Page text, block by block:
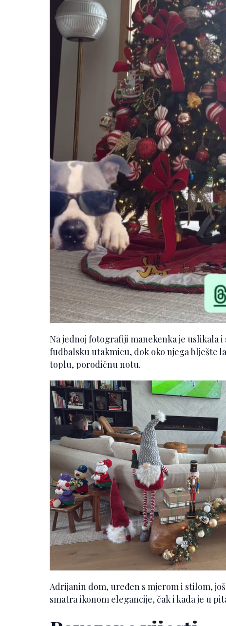
Na jednoj fotografiji manekenka je uslikala
fudbalsku utakmicu, dok oko njega blješte
toplu, porodičnu notu.
Adrijanin dom, uređen s mjerom i stilom,
smatra ikonom elegancije, čak i kada je u